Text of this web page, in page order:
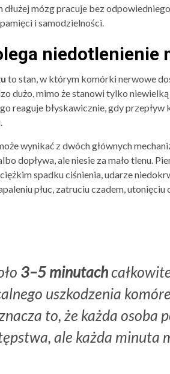
dłużej mózg pracuje bez
i samodzielności.
niedotlenienie
to stan, w którym komórki nerwowe
dużo, mimo że stanowi tylko
reaguje błyskawicznie, gdy
wynikać z dwóch głównych
dopływa, ale niesie za mało tlenu.
spadku ciśnienia, udarze
płuc, zatruciu czadem, utonięciu
3–5 minutach
uszkodzenia
to, że każda osoba
ale każda minuta